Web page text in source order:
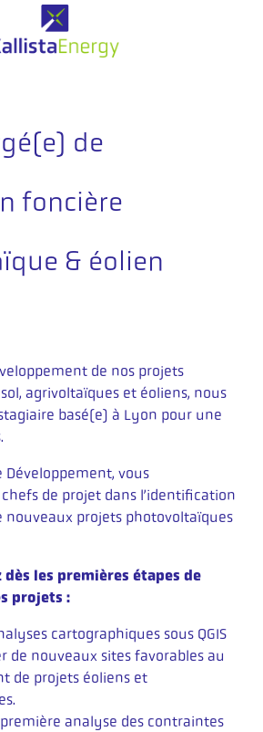
de
foncière
& éolien
de nos projets
agrivoltaïques et éoliens, nous
basé(e) à Lyon pour une
Développement, vous
de projet dans l’identification
nouveaux projets photovoltaïques
les premières étapes de
projets :
cartographiques sous QGIS
de nouveaux sites favorables au
de projets éoliens et
analyse des contraintes